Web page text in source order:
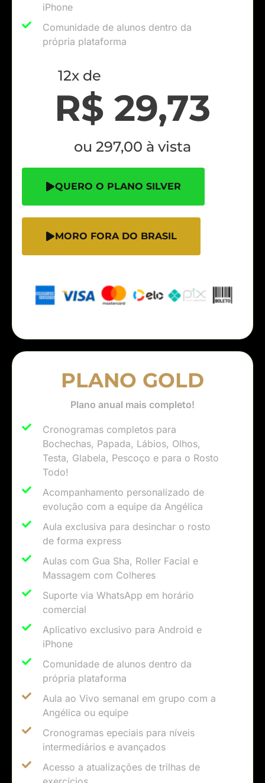
iPhone​
Comunidade de alunos dentro da
própria plataforma​
12x de
R$ 29,73
ou 297,00 à vista
QUERO O PLANO SILVER
MORO FORA DO BRASIL
PLANO GOLD
Plano anual mais completo!​
Cronogramas completos para
Bochechas, Papada, Lábios, Olhos,
Testa, Glabela, Pescoço e para o Rosto
Todo!
Acompanhamento personalizado de
evolução com a equipe da Angélica​
Aula exclusiva para desinchar o rosto
de forma express​
Aulas com Gua Sha, Roller Facial e
Massagem com Colheres​
Suporte via WhatsApp em horário
comercial​
Aplicativo exclusivo para Android e
iPhone​
Comunidade de alunos dentro da
própria plataforma​
Aula ao Vivo semanal em grupo com a
Angélica ou equipe​
Cronogramas epeciais para níveis
intermediários e avançados​
Acesso a atualizações de trilhas de